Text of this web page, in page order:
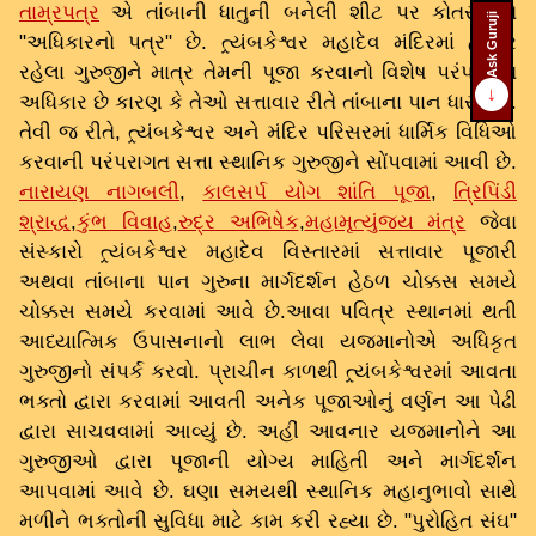
તામ્રપત્ર એ તાંબાની ધાતુની બનેલી શીટ પર કોતરાયેલો
"અધિકારનો પત્ર" છે. ત્ર્યંબકેશ્વર મહાદેવ મંદિરમાં હાજર
રહેલા ગુરુજીને માત્ર તેમની પૂજા કરવાનો વિશેષ પરંપરાગત
અધિકાર છે કારણ કે તેઓ સત્તાવાર રીતે તાંબાના પાન ધારક છે.
તેવી જ રીતે, ત્ર્યંબકેશ્વર અને મંદિર પરિસરમાં ધાર્મિક વિધિઓ
કરવાની પરંપરાગત સત્તા સ્થાનિક ગુરુજીને સોંપવામાં આવી છે.
નારાયણ નાગબલી,કાલસર્પ યોગ શાંતિ પૂજા, ત્રિપિંડી
શ્રાદ્ધ,કુંભ વિવાહ,રુદ્ર અભિષેક,મહામૃત્યુંજય મંત્ર જેવા
સંસ્કારો ત્ર્યંબકેશ્વર મહાદેવ વિસ્તારમાં સત્તાવાર પૂજારી
અથવા તાંબાના પાન ગુરુના માર્ગદર્શન હેઠળ ચોક્કસ સમયે
ચોક્કસ સમયે કરવામાં આવે છે.આવા પવિત્ર સ્થાનમાં થતી
આધ્યાત્મિક ઉપાસનાનો લાભ લેવા યજમાનોએ અધિકૃત
ગુરુજીનો સંપર્ક કરવો. પ્રાચીન કાળથી ત્ર્યંબકેશ્વરમાં આવતા
ભક્તો દ્વારા કરવામાં આવતી અનેક પૂજાઓનું વર્ણન આ પેઢી
દ્વારા સાચવવામાં આવ્યું છે. અહીં આવનાર યજમાનોને આ
ગુરુજીઓ દ્વારા પૂજાની યોગ્ય માહિતી અને માર્ગદર્શન
આપવામાં આવે છે. ઘણા સમયથી સ્થાનિક મહાનુભાવો સાથે
મળીને ભક્તોની સુવિધા માટે કામ કરી રહ્યા છે. "પુરોહિત સંઘ"
↓
Ask Guruji